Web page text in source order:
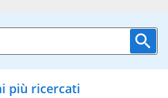
più ricercati